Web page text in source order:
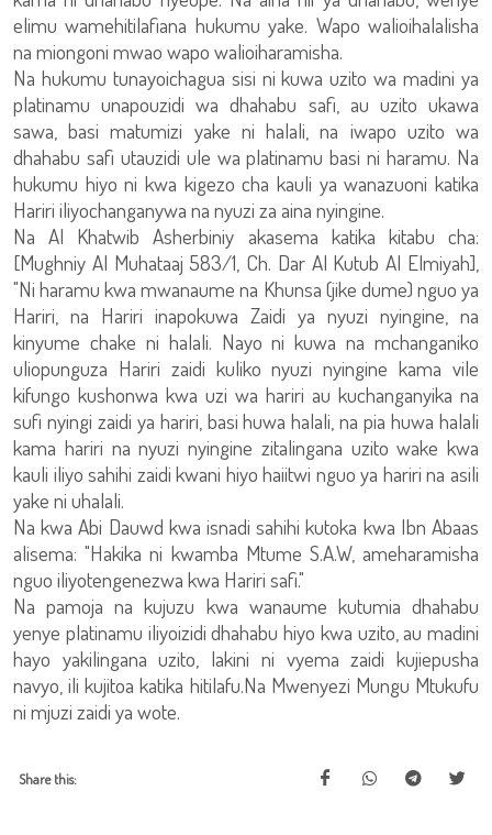
elimu wamehitilafiana hukumu yake. Wapo walioihalalisha
na miongoni mwao wapo walioiharamisha.
Na hukumu tunayoichagua sisi ni kuwa uzito wa madini ya
platinamu unapouzidi wa dhahabu safi, au uzito ukawa
sawa, basi matumizi yake ni halali, na iwapo uzito wa
dhahabu safi utauzidi ule wa platinamu basi ni haramu. Na
hukumu hiyo ni kwa kigezo cha kauli ya wanazuoni katika
Hariri iliyochanganywa na nyuzi za aina nyingine.
Na Al Khatwib Asherbiniy akasema katika kitabu cha:
[Mughniy Al Muhataaj 583/1, Ch. Dar Al Kutub Al Elmiyah],
"Ni haramu kwa mwanaume na Khunsa (jike dume) nguo ya
Hariri, na Hariri inapokuwa Zaidi ya nyuzi nyingine, na
kinyume chake ni halali. Nayo ni kuwa na mchanganiko
uliopunguza Hariri zaidi kuliko nyuzi nyingine kama vile
kifungo kushonwa kwa uzi wa hariri au kuchanganyika na
sufi nyingi zaidi ya hariri, basi huwa halali, na pia huwa halali
kama hariri na nyuzi nyingine zitalingana uzito wake kwa
kauli iliyo sahihi zaidi kwani hiyo haiitwi nguo ya hariri na asili
yake ni uhalali.
Na kwa Abi Dauwd kwa isnadi sahihi kutoka kwa Ibn Abaas
alisema: "Hakika ni kwamba Mtume S.A.W, ameharamisha
nguo iliyotengenezwa kwa Hariri safi."
Na pamoja na kujuzu kwa wanaume kutumia dhahabu
yenye platinamu iliyoizidi dhahabu hiyo kwa uzito, au madini
hayo yakilingana uzito, lakini ni vyema zaidi kujiepusha
navyo, ili kujitoa katika hitilafu.Na Mwenyezi Mungu Mtukufu
ni mjuzi zaidi ya wote.
Share this: